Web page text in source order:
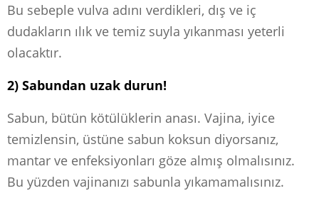
Bu sebeple vulva adını verdikleri, dış ve iç
dudakların ılık ve temiz suyla yıkanması yeterli
olacaktır.
2) Sabundan uzak durun!
Sabun, bütün kötülüklerin anası. Vajina, iyice
temizlensin, üstüne sabun koksun diyorsanız,
mantar ve enfeksiyonları göze almış olmalısınız.
Bu yüzden vajinanızı sabunla yıkamamalısınız.